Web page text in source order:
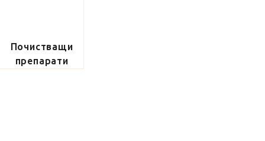
Почистващи
препарати